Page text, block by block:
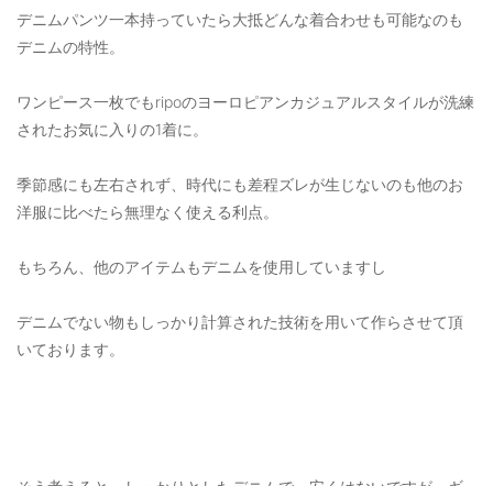
デニムパンツ一本持っていたら大抵どんな着合わせも可能なのも
デニムの特性。
ワンピース一枚でもripoのヨーロピアンカジュアルスタイルが洗練
されたお気に入りの1着に。
季節感にも左右されず、時代にも差程ズレが生じないのも他のお
洋服に比べたら無理なく使える利点。
もちろん、他のアイテムもデニムを使用していますし
デニムでない物もしっかり計算された技術を用いて作らさせて頂
いております。